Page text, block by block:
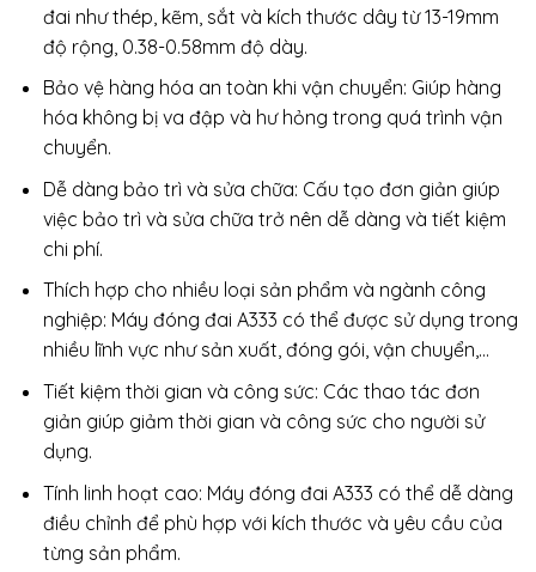
đai như thép, kẽm, sắt và kích thước dây từ 13-19mm
độ rộng, 0.38-0.58mm độ dày.
Bảo vệ hàng hóa an toàn khi vận chuyển: Giúp hàng
hóa không bị va đập và hư hỏng trong quá trình vận
chuyển.
Dễ dàng bảo trì và sửa chữa: Cấu tạo đơn giản giúp
việc bảo trì và sửa chữa trở nên dễ dàng và tiết kiệm
chi phí.
Thích hợp cho nhiều loại sản phẩm và ngành công
nghiệp: Máy đóng đai A333 có thể được sử dụng trong
nhiều lĩnh vực như sản xuất, đóng gói, vận chuyển,…
Tiết kiệm thời gian và công sức: Các thao tác đơn
giản giúp giảm thời gian và công sức cho người sử
dụng.
Tính linh hoạt cao: Máy đóng đai A333 có thể dễ dàng
điều chỉnh để phù hợp với kích thước và yêu cầu của
từng sản phẩm.